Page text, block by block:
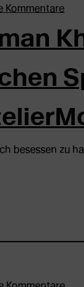
besessen zu
Kommentare